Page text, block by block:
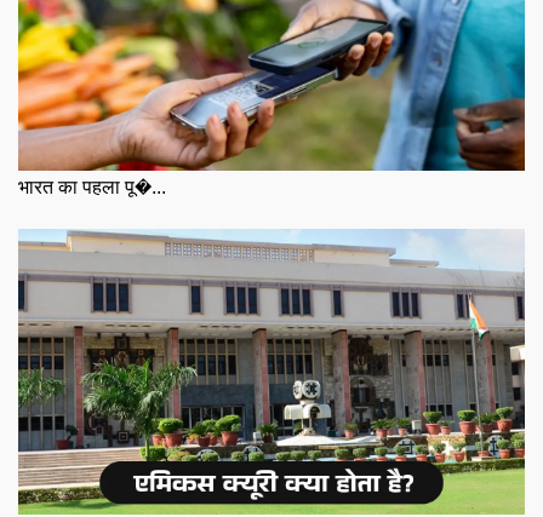
भारत का पहला पू�...